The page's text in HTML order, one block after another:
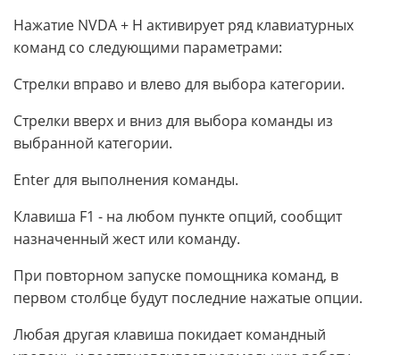
Нажатие NVDA + H активирует ряд клавиатурных
команд со следующими параметрами:
Стрелки вправо и влево для выбора категории.
Стрелки вверх и вниз для выбора команды из
выбранной категории.
Enter для выполнения команды.
Клавиша F1 - на любом пункте опций, сообщит
назначенный жест или команду.
При повторном запуске помощника команд, в
первом столбце будут последние нажатые опции.
Любая другая клавиша покидает командный